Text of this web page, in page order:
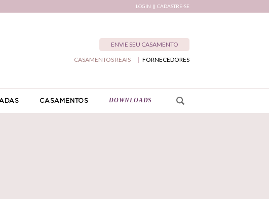
LOGIN CADASTRE-SE
ENVIE SEU CASAMENTO
FORNECEDORES
CASAMENTOS REAIS
CASAMENTOS DOWNLOADS